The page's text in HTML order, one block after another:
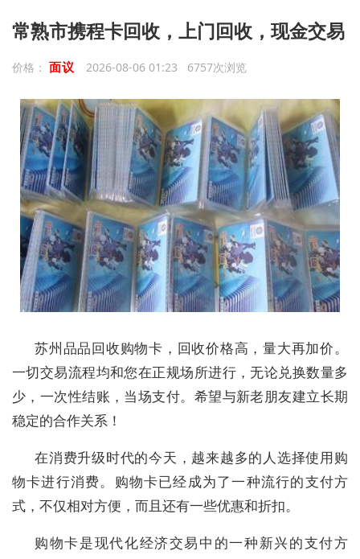
常熟市携程卡回收，上门回收，现金交易
价格： 面议 2026-08-06 01:23 6757次浏览
苏州品品回收购物卡，回收价格高，量大再加价。
一切交易流程均和您在正规场所进行，无论兑换数量多
少，一次性结账，当场支付。希望与新老朋友建立长期
稳定的合作关系！
在消费升级时代的今天，越来越多的人选择使用购
物卡进行消费。购物卡已经成为了一种流行的支付方
式，不仅相对方便，而且还有一些优惠和折扣。
购物卡是现代化经济交易中的一种新兴的支付方